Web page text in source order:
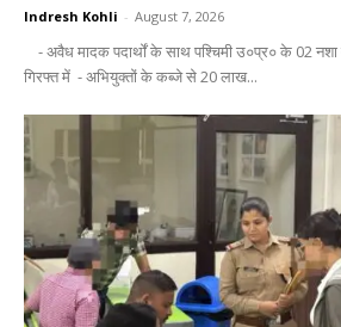
Indresh Kohli - August 7, 2026
- अवैध मादक पदार्थों के साथ पश्चिमी उ०प्र० के 02
गिरफ्त में - अभियुक्तों के कब्जे से 20 लाख...